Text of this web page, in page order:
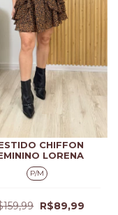
CHIFFON
LORENA
P/M
R$89,99